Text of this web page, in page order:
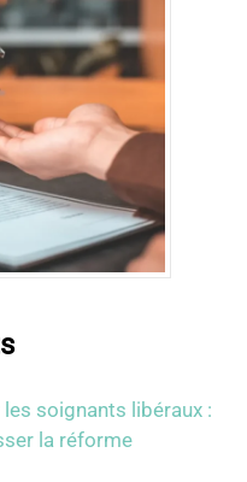
soignants libéraux :
la réforme